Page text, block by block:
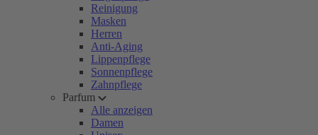
Reinigung
Masken
Herren
Anti-Aging
Lippenpflege
Sonnenpflege
Zahnpflege
Parfum
Alle anzeigen
Damen